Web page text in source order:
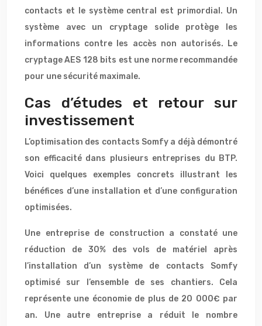
contacts et le système central est primordial. Un
système avec un cryptage solide protège les
informations contre les accès non autorisés. Le
cryptage AES 128 bits est une norme recommandée
pour une sécurité maximale.
Cas d’études et retour sur
investissement
L’optimisation des contacts Somfy a déjà démontré
son efficacité dans plusieurs entreprises du BTP.
Voici quelques exemples concrets illustrant les
bénéfices d’une installation et d’une configuration
optimisées.
Une entreprise de construction a constaté une
réduction de 30% des vols de matériel après
l’installation d’un système de contacts Somfy
optimisé sur l’ensemble de ses chantiers. Cela
représente une économie de plus de 20 000€ par
an. Une autre entreprise a réduit le nombre